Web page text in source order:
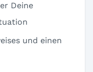
Deine
und einen